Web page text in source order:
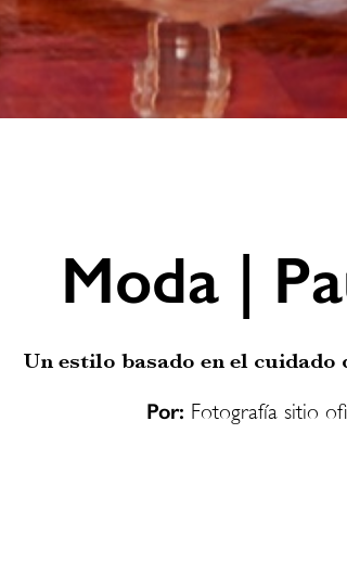
Moda |
Un estilo basado en el cuidado
Por: Fotografía sitio